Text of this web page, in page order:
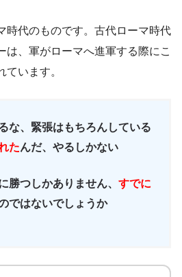
時代のものです。古代ローマ時代
は、軍がローマへ進軍する際にこ
います。
な、緊張はもちろんしている
たんだ、やるしかない
勝つしかありません、 すでに
ではないでしょうか